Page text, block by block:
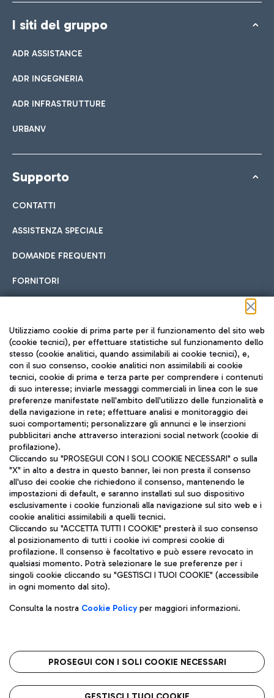
I siti del gruppo
ADR ASSISTANCE
ADR INGEGNERIA
ADR INFRASTRUTTURE
URBANV
Supporto
CONTATTI
ASSISTENZA SPECIALE
DOMANDE FREQUENTI
FORNITORI
Seguici sui social
TRAVEL JOURNAL
ITA
Aeroporti di Roma S.p.A. - Società soggetta a direzione e
coordinamento di Mundys S.p.A.
Codice fiscale e Registro delle Imprese di Roma 13032990155 P.
IVA 06572251004
Capitale sociale 62.224.743,00 int. vers.
Sede legale: Via Pier Paolo Racchetti 1 - 00054 Fiumicino (RM)
telefono +39 06 65951
Privacy policy
Note legali
Roma FCO
L'aeroporto stellato
Utilizziamo cookie di prima parte per il funzionamento del sito web
(cookie tecnici), per effettuare statistiche sul funzionamento dello
stesso (cookie analitici, quando assimilabili ai cookie tecnici), e,
con il suo consenso, cookie analitici non assimilabili ai cookie
tecnici, cookie di prima e terza parte per comprendere i contenuti
di suo interesse; inviarle messaggi commerciali in linea con le sue
preferenze manifestate nell'ambito dell'utilizzo delle funzionalità e
della navigazione in rete; effettuare analisi e monitoraggio dei
suoi comportamenti; personalizzare gli annunci e le inserzioni
pubblicitari anche attraverso interazioni social network (cookie di
profilazione).
Cliccando su "PROSEGUI CON I SOLI COOKIE NECESSARI" o sulla
"X" in alto a destra in questo banner, lei non presta il consenso
all'uso dei cookie che richiedono il consenso, mantenendo le
impostazioni di default, e saranno installati sul suo dispositivo
esclusivamente i cookie funzionali alla navigazione sul sito web e i
cookie analitici assimilabili a quelli tecnici.
Cliccando su "ACCETTA TUTTI I COOKIE" presterà il suo consenso
al posizionamento di tutti i cookie ivi compresi cookie di
profilazione. Il consenso è facoltativo e può essere revocato in
qualsiasi momento. Potrà selezionare le sue preferenze per i
singoli cookie cliccando su "GESTISCI I TUOI COOKIE" (accessibile
in ogni momento dal sito).
Consulta la nostra Cookie Policyper maggiori informazioni.
PROSEGUI CON I SOLI COOKIE NECESSARI